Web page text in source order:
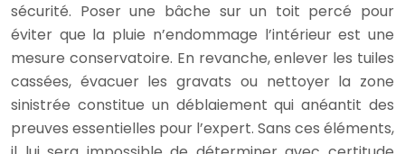
sécurité. Poser une bâche sur un toit percé pour
éviter que la pluie n’endommage l’intérieur est une
mesure conservatoire. En revanche, enlever les tuiles
cassées, évacuer les gravats ou nettoyer la zone
sinistrée constitue un déblaiement qui anéantit des
preuves essentielles pour l’expert. Sans ces éléments,